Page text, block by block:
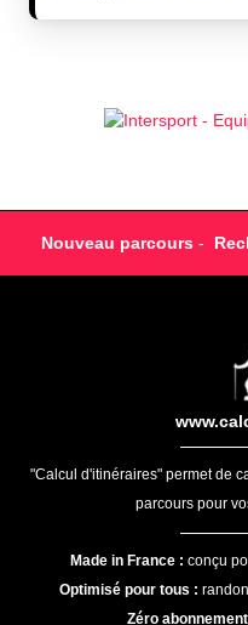
Nouveau parcours-
"Calcul d'itinéraires" permet de
parcours pour
Made in France : conçu
Optimisé pour tous :
Zéro